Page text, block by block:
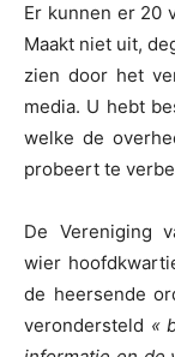
Er kunnen er 20
Maakt niet uit,
zien door het
media. U hebt
welke de
probeert te
De Vereniging
wier
de heersende
verondersteld «